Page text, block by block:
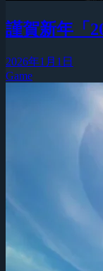
謹賀新年「
2026年1月1日
Game